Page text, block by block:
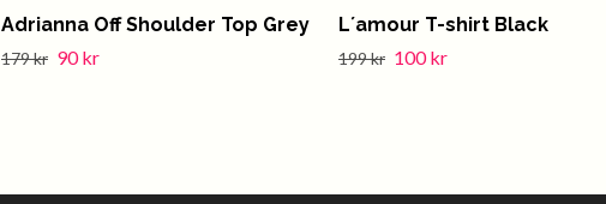
Adrianna Off Shoulder Top Grey
179 kr 90 kr
L´amour T-shirt Black
199 kr 100 kr